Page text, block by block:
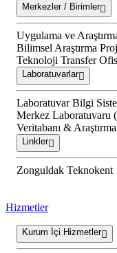
Merkezler / Birimler
Uygulama ve
Bilimsel Araştırma
Teknoloji Transfer
Laboratuvarlar
Laboratuvar Bilgi
Merkez Laboratuvaru
Veritabanı &
Linkler
Zonguldak Teknokent
Hizmetler
Kurum İçi Hizmetler